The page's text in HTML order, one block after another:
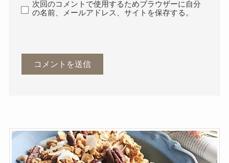
次回のコメントで使用するためブラウザーに自分
の名前、メールアドレス、サイトを保存する。